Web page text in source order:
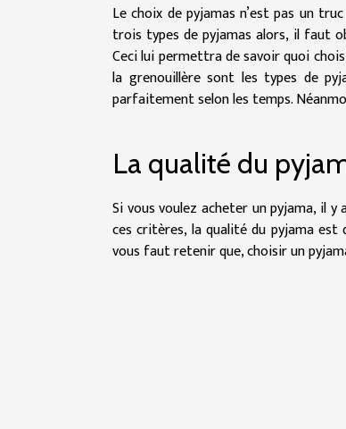
Le choix de pyjamas n’est pas un
trois types de pyjamas alors, il faut
Ceci lui permettra de savoir quoi
la grenouillère sont les types de
parfaitement selon les temps.
La qualité du
Si vous voulez acheter un pyjama, il
ces critères, la qualité du pyjama
vous faut retenir que, choisir un